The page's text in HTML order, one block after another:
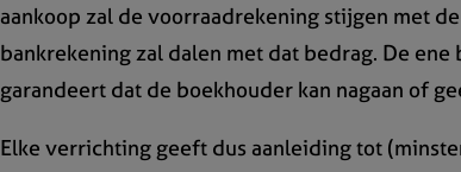
aankoop zal de voorraadrekening stijgen met
bankrekening zal dalen met dat bedrag. De
garandeert dat de boekhouder kan nagaan of
Elke verrichting geeft dus aanleiding tot